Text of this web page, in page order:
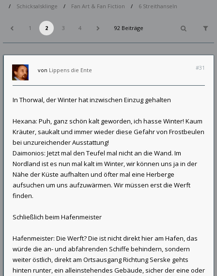
Schicksalsklinge
Fan Art & Fan Fiction 6 Streithanseln
1 2 3 4 92 Beiträge
#31
von Lippens die Ente
In Thorwal, der Winter hat inzwischen Einzug gehalten
Hexana: Puh, ganz schön kalt geworden, ich hasse Winter! Kaum
Kräuter, saukalt und immer wieder diese Gefahr von Frostbeulen
bei unzureichender Ausstattung!
Daimonios: Jetzt mal den Teufel mal nicht an die Wand. Im
Nordland ist es nun mal kalt im Winter, wir können uns ja in der
Nähe der Küste aufhalten und öfter mal eine Herberge
aufsuchen um uns aufzuwärmen. Wir müssen erst die Werft
finden.
Schließlich beim Hafenmeister
Hafenmeister: Die Werft? Die ist nicht direkt hier am Hafen, das
würde die an- und abfahrenden Schiffe behindern, sondern
weiter östlich, direkt am Ortsausgang Richtung Serske gehts
hinten runter, ein alleinstehendes Gebäude, sicher der eine oder